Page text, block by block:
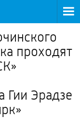
проходят
Гии Эрадзе